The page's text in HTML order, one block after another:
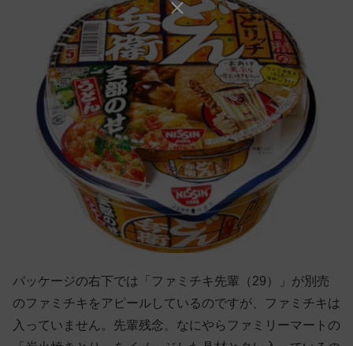
パッケージの右下では「ファミチキ先輩（29）」が別売
のファミチキをアピールしているのですが、ファミチキは
入っていません。先輩残念。なにやらファミリーマートの